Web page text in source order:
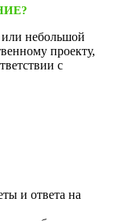
небольшой
проекту,
с
и ответа на